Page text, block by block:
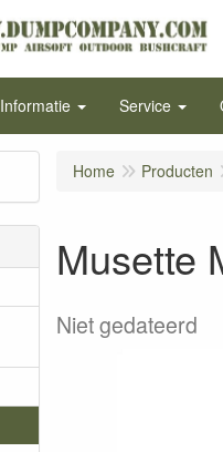
Informatie Service
Home Producten
Musette
Niet gedateerd